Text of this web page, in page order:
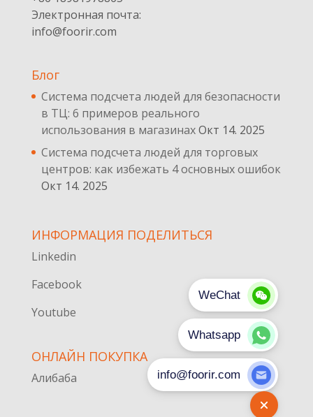
Электронная почта:
info@foorir.com
Блог
Система подсчета людей для безопасности
в ТЦ: 6 примеров реального
использования в магазинахОкт 14. 2025
Система подсчета людей для торговых
центров: как избежать 4 основных ошибок
Окт 14. 2025
ИНФОРМАЦИЯ ПОДЕЛИТЬСЯ
Linkedin
Facebook
Youtube
ОНЛАЙН ПОКУПКА
Алибаба